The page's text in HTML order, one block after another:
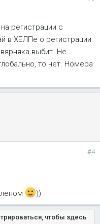
регистрации с
в ХЕЛПе о регистрации
выбит. Не
то нет. Номера
#4
))
чтобы здесь